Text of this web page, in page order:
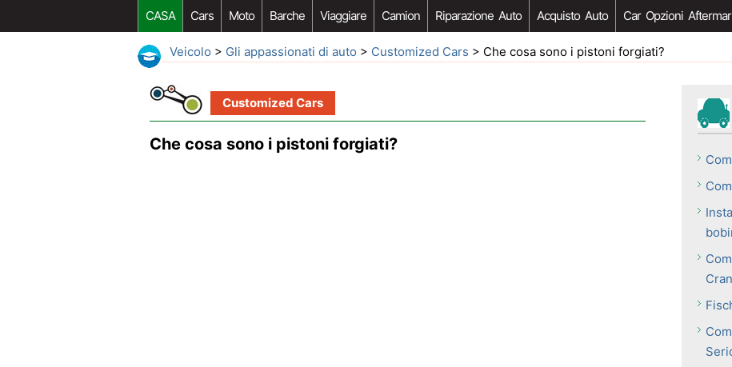
CASA Cars Moto Barche Viaggiare Camion Riparazione Auto Acquisto Auto Car Opzioni
Veicolo > Gli appassionati di auto > Customized Cars > Che cosa sono i pistoni forgiati?
Customized Cars
Che cosa sono i pistoni forgiati?